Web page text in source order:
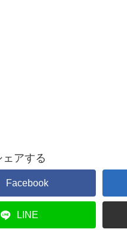
ェアする
Facebook
LINE